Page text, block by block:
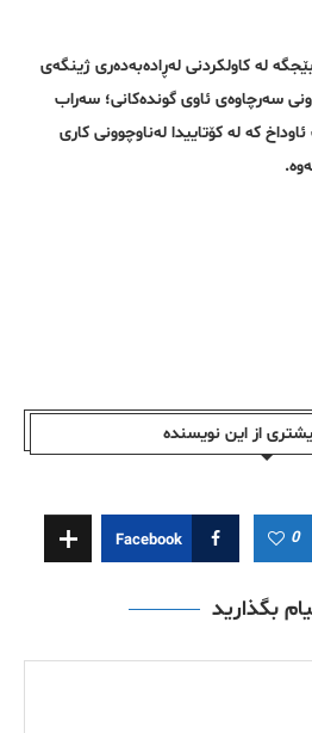
لە کاولکردنی لەڕادەبەدەری ژینگەی
سەرچاوەی ئاوی گوندەکانی؛ سەراب
کە لە کۆتاییدا لەناوچوونی کاری
از این نویسندە
0
Facebook
بگذارید